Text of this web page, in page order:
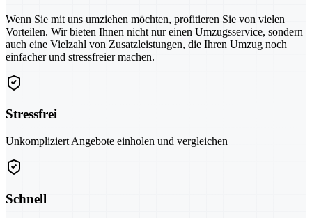
Wenn Sie mit uns umziehen möchten, profitieren Sie von vielen
Vorteilen. Wir bieten Ihnen nicht nur einen Umzugsservice, sondern
auch eine Vielzahl von Zusatzleistungen, die Ihren Umzug noch
einfacher und stressfreier machen.
Stressfrei
Unkompliziert Angebote einholen und vergleichen
Schnell